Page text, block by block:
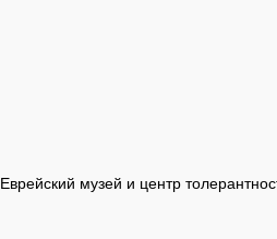
Еврейский музей и центр